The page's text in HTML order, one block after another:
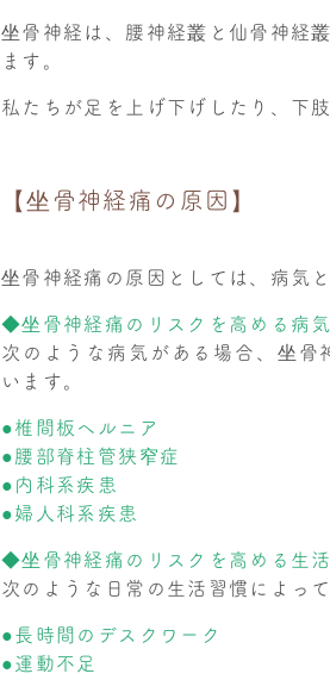
坐骨神経は、腰神経叢と仙骨神経
ます。
私たちが足を上げ下げしたり、下
【坐骨神経痛の原因】
坐骨神経痛の原因としては、病気
◆坐骨神経痛のリスクを高める病
次のような病気がある場合、坐
います。
●椎間板ヘルニア
●腰部脊柱管狭窄症
●内科系疾患
●婦人科系疾患
◆坐骨神経痛のリスクを高める生
次のような日常の生活習慣によっ
●長時間のデスクワーク
●運動不足